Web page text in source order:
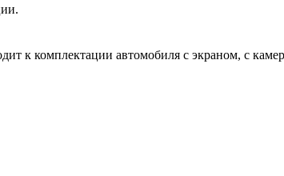
к комплектации автомобиля с экраном, с